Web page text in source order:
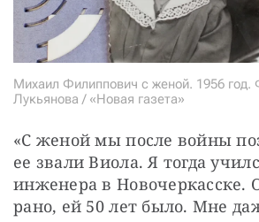
Михаил Филиппович с женой. 1956 год.
Лукьянова / «Новая газета»
«С женой мы после войны
ее звали Виола. Я тогда
инженера в Новочеркасске.
рано, ей 50 лет было. Мне